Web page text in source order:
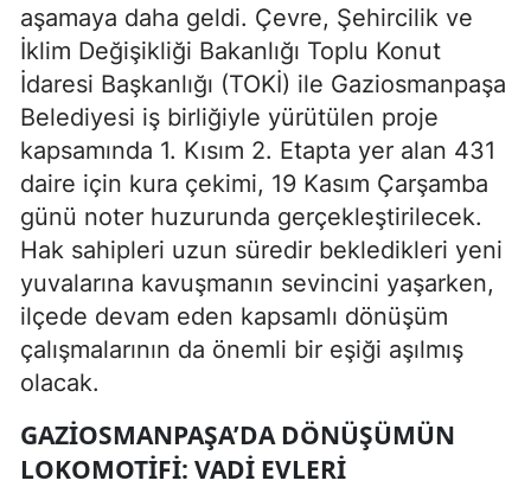
aşamaya daha geldi. Çevre, Şehircilik ve
İklim Değişikliği Bakanlığı Toplu Konut
İdaresi Başkanlığı (TOKİ) ile Gaziosmanpaşa
Belediyesi iş birliğiyle yürütülen proje
kapsamında 1. Kısım 2. Etapta yer alan 431
daire için kura çekimi, 19 Kasım Çarşamba
günü noter huzurunda gerçekleştirilecek.
Hak sahipleri uzun süredir bekledikleri yeni
yuvalarına kavuşmanın sevincini yaşarken,
ilçede devam eden kapsamlı dönüşüm
çalışmalarının da önemli bir eşiği aşılmış
olacak.
GAZIOSMANPAŞA’DA DÖNÜŞÜMÜN
LOKOMOTIFI: VADI EVLERI